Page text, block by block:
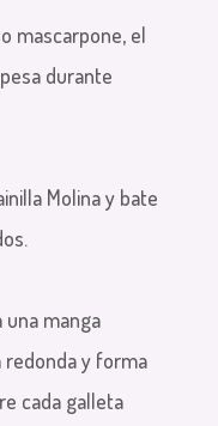
mascarpone, el
durante
Molina y bate
una manga
redonda y forma
cada galleta